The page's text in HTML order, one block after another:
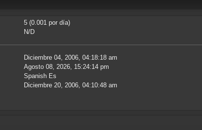
5 (0.001 por día)
N/D
Diciembre 04, 2006, 04:18:18 am
Agosto 08, 2026, 15:24:14 pm
Spanish Es
Diciembre 20, 2006, 04:10:48 am